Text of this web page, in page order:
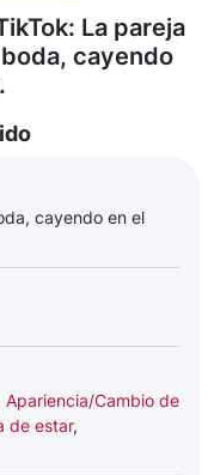
La pareja
cayendo
cayendo en el
Apariencia/Cambio de
de estar,